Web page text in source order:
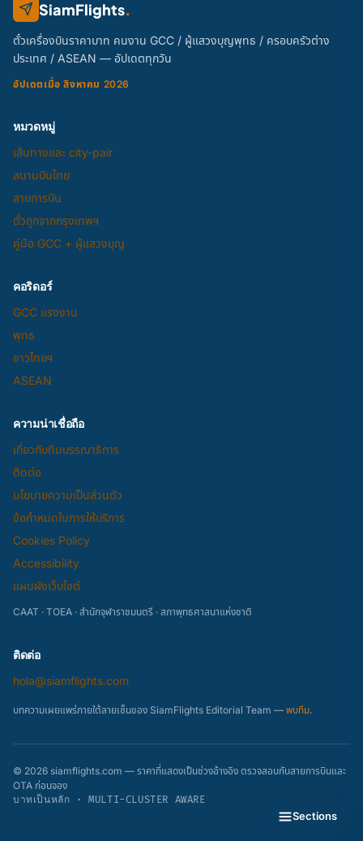
Sections
SiamFlights.
ตั๋วเครื่องบินราคาบาท คนงาน GCC / ผู้แสวงบุญพุทธ / ครอบครัวต่าง
ประเทศ / ASEAN — อัปเดตทุกวัน
อัปเดตเมื่อ สิงหาคม 2026
หมวดหมู่
เส้นทางและ city-pair
สนามบินไทย
สายการบิน
ตั๋วถูกจากกรุงเทพฯ
คู่มือ GCC + ผู้แสวงบุญ
คอริดอร์
GCC แรงงาน
พุทธ
ชาวไทยฯ
ASEAN
ความน่าเชื่อถือ
เกี่ยวกับทีมบรรณาธิการ
ติดต่อ
นโยบายความเป็นส่วนตัว
ข้อกำหนดในการให้บริการ
Cookies Policy
Accessibility
แผนผังเว็บไซต์
CAAT · TOEA · สำนักจุฬาราชมนตรี · สภาพุทธศาสนาแห่งชาติ
ติดต่อ
hola@siamflights.com
บทความเผยแพร่ภายใต้ลายเซ็นของ SiamFlights Editorial Team — พบทีม.
© 2026 siamflights.com — ราคาที่แสดงเป็นช่วงอ้างอิง ตรวจสอบกับสายการบินและ
OTA ก่อนจอง
บาทเป็นหลัก · MULTI-CLUSTER AWARE